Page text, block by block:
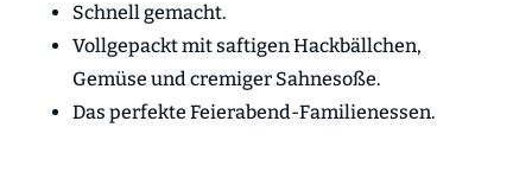
Schnell gemacht.
Vollgepackt mit saftigen Hackbällchen,
Gemüse und cremiger Sahnesoße.
Das perfekte Feierabend-Familienessen.